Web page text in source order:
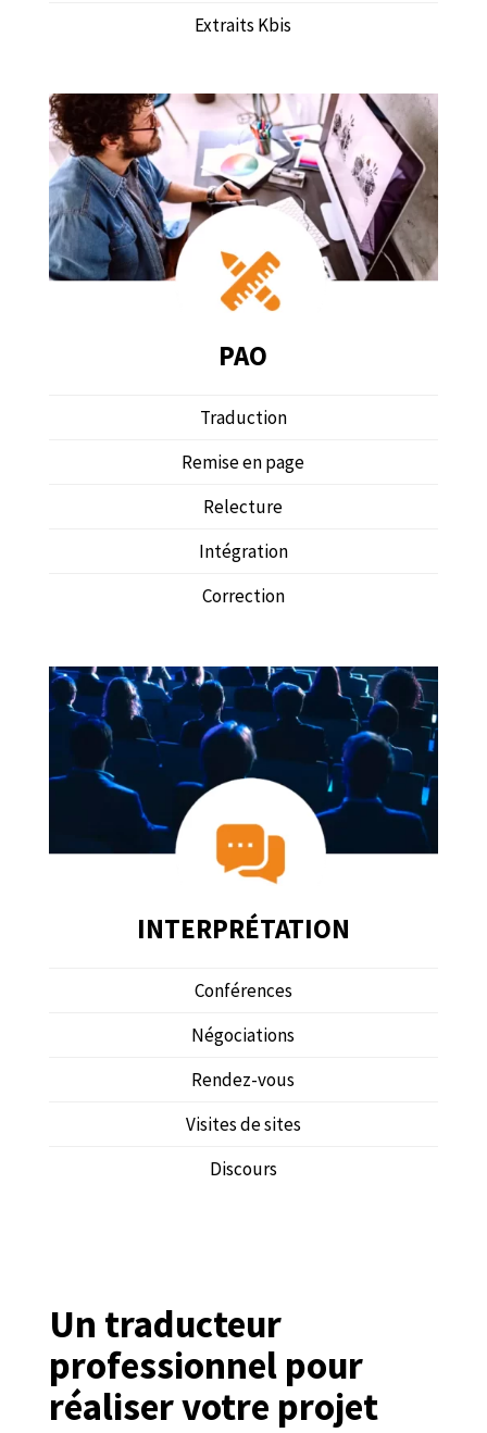
Extraits Kbis
PAO
Traduction
Remise en page
Relecture
Intégration
Correction
INTERPRÉTATION
Conférences
Négociations
Rendez-vous
Visites de sites
Discours
Un traducteur
professionnel pour
réaliser votre projet